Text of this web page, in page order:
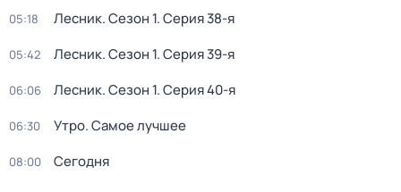
05:18 Лесник. Сезон 1. Серия 38-я
05:42 Лесник. Сезон 1. Серия 39-я
06:06 Лесник. Сезон 1. Серия 40-я
06:30 Утро. Самое лучшее
08:00 Сегодня